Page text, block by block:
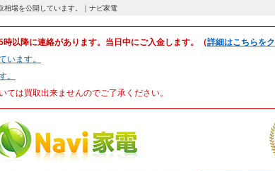
相場を公開しています。｜ナビ家電
以降に連絡があります。当日中にご入金します。（詳細はこちらを
います。
。
は買取出来ませんのでご了承ください。